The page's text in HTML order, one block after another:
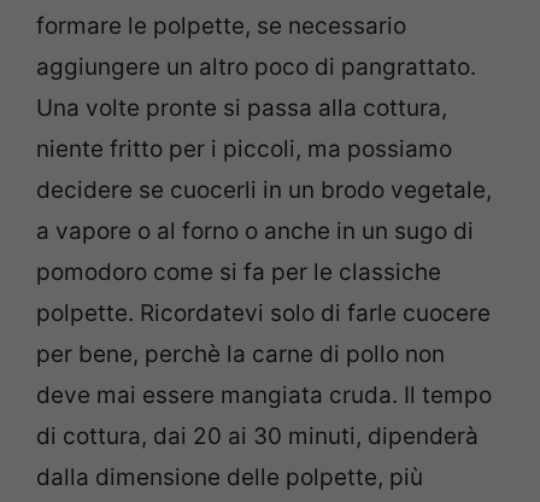
formare le polpette, se necessario
aggiungere un altro poco di pangrattato.
Una volte pronte si passa alla cottura,
niente fritto per i piccoli, ma possiamo
decidere se cuocerli in un brodo vegetale,
a vapore o al forno o anche in un sugo di
pomodoro come si fa per le classiche
polpette. Ricordatevi solo di farle cuocere
per bene, perchè la carne di pollo non
deve mai essere mangiata cruda. Il tempo
di cottura, dai 20 ai 30 minuti, dipenderà
dalla dimensione delle polpette, più